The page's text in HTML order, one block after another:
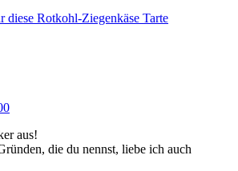
diese Rotkohl-Ziegenkäse Tarte
aus!
die du nennst, liebe ich auch